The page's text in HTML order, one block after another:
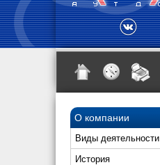
О компании
Виды деятельности
История